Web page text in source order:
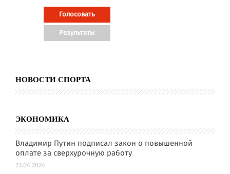
НОВОСТИ СПОРТА
ЭКОНОМИКА
Владимир Путин подписал закон о повышенной
оплате за сверхурочную работу
23.04.2024